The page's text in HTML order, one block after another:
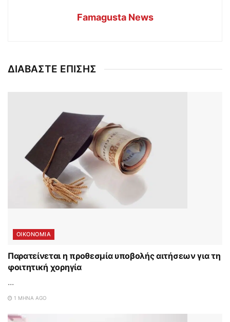
Famagusta News
ΔΙΑΒΑΣΤΕ ΕΠΙΣΗΣ
ΟΙΚΟΝΟΜΙΑ
Παρατείνεται η προθεσμία υποβολής αιτήσεων για τη
φοιτητική χορηγία
...
1 ΜΉΝΑ AGO